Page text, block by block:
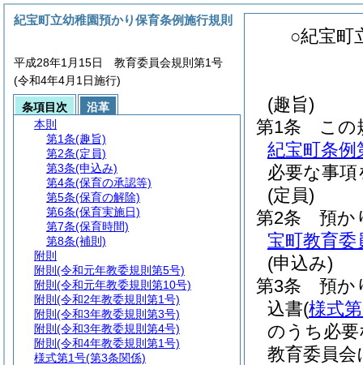
○紀宝町
(趣旨)
第1条
この
紀宝町条例
必要な事
(定員)
第2条
預か
宝町教育委
(申込み)
第3条
預か
込書(様式
のうち必
教育委員
紀宝町立幼稚園預かり保育条例施行規則
平成28年1月15日 教育委員会規則第1号
(令和4年4月1日施行)
条項目次
沿革
本則
第1条(趣旨)
第2条(定員)
第3条(申込み)
第4条(保育の承認等)
第5条(保育の解除)
第6条(保育実施日)
第7条(保育時間)
第8条(補則)
附則
附則 (令和元年教委規則第5号)
附則 (令和元年教委規則第10号)
附則 (令和2年教委規則第1号)
附則 (令和3年教委規則第3号)
附則 (令和3年教委規則第4号)
附則 (令和4年教委規則第1号)
様式第1号(第3条関係)